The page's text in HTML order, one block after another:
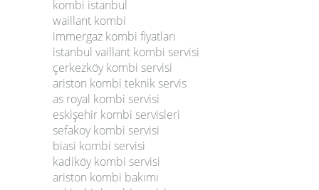
kombi istanbul
waillant kombi
immergaz kombi fiyatları
istanbul vaillant kombi servisi
çerkezköy kombi servisi
ariston kombi teknik servis
as royal kombi servisi
eskişehir kombi servisleri
sefakoy kombi servisi
biasi kombi servisi
kadiköy kombi servisi
ariston kombi bakımı